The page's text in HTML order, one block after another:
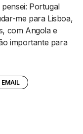
EMAIL
Portugal
me para Lisboa,
com Angola e
importante para